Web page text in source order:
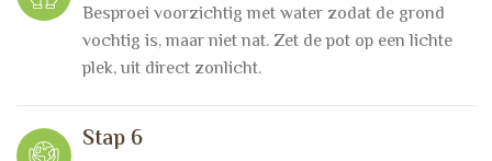
Besproei voorzichtig met water zodat de grond
vochtig is, maar niet nat. Zet de pot op een lichte
plek, uit direct zonlicht.
Stap 6